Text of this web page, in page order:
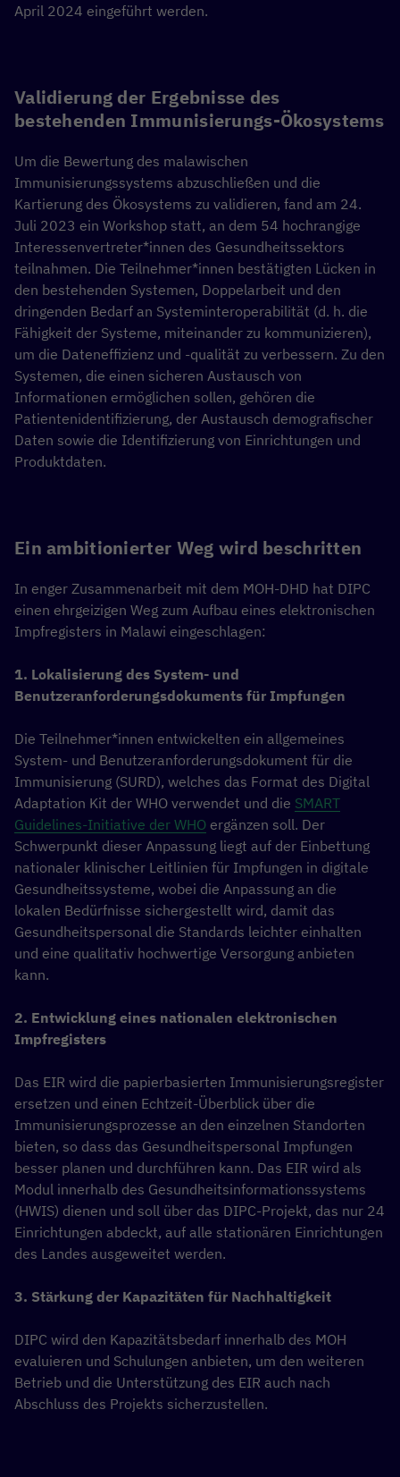
April 2024 eingeführt werden.
Validierung der Ergebnisse des
bestehenden Immunisierungs-Ökosystems
Um die Bewertung des malawischen
Immunisierungssystems abzuschließen und die
Kartierung des Ökosystems zu validieren, fand am 24.
Juli 2023 ein Workshop statt, an dem 54 hochrangige
Interessenvertreter*innen des Gesundheitssektors
teilnahmen. Die Teilnehmer*innen bestätigten Lücken in
den bestehenden Systemen, Doppelarbeit und den
dringenden Bedarf an Systeminteroperabilität (d. h. die
Fähigkeit der Systeme, miteinander zu kommunizieren),
um die Dateneffizienz und -qualität zu verbessern. Zu den
Systemen, die einen sicheren Austausch von
Informationen ermöglichen sollen, gehören die
Patientenidentifizierung, der Austausch demografischer
Daten sowie die Identifizierung von Einrichtungen und
Produktdaten.
Ein ambitionierter Weg wird beschritten
In enger Zusammenarbeit mit dem MOH-DHD hat DIPC
einen ehrgeizigen Weg zum Aufbau eines elektronischen
Impfregisters in Malawi eingeschlagen:
1. Lokalisierung des System- und
Benutzeranforderungsdokuments für Impfungen
Die Teilnehmer*innen entwickelten ein allgemeines
System- und Benutzeranforderungsdokument für die
Immunisierung (SURD), welches das Format des Digital
Adaptation Kit der WHO verwendet und die SMART
Guidelines-Initiative der WHO ergänzen soll. Der
Schwerpunkt dieser Anpassung liegt auf der Einbettung
nationaler klinischer Leitlinien für Impfungen in digitale
Gesundheitssysteme, wobei die Anpassung an die
lokalen Bedürfnisse sichergestellt wird, damit das
Gesundheitspersonal die Standards leichter einhalten
und eine qualitativ hochwertige Versorgung anbieten
kann.
2. Entwicklung eines nationalen elektronischen
Impfregisters
Das EIR wird die papierbasierten Immunisierungsregister
ersetzen und einen Echtzeit-Überblick über die
Immunisierungsprozesse an den einzelnen Standorten
bieten, so dass das Gesundheitspersonal Impfungen
besser planen und durchführen kann. Das EIR wird als
Modul innerhalb des Gesundheitsinformationssystems
(HWIS) dienen und soll über das DIPC-Projekt, das nur 24
Einrichtungen abdeckt, auf alle stationären Einrichtungen
des Landes ausgeweitet werden.
3. Stärkung der Kapazitäten für Nachhaltigkeit
DIPC wird den Kapazitätsbedarf innerhalb des MOH
evaluieren und Schulungen anbieten, um den weiteren
Betrieb und die Unterstützung des EIR auch nach
Abschluss des Projekts sicherzustellen.